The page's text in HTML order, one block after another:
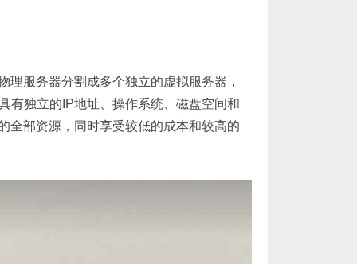
服务器分割成多个独立的虚拟服务器，
有独立的IP地址、操作系统、磁盘空间和
全部资源，同时享受较低的成本和较高的